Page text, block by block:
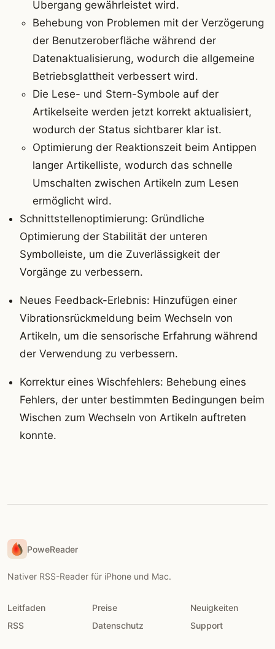
Übergang gewährleistet wird.
Behebung von Problemen mit der Verzögerung
der Benutzeroberfläche während der
Datenaktualisierung, wodurch die allgemeine
Betriebsglattheit verbessert wird.
Die Lese- und Stern-Symbole auf der
Artikelseite werden jetzt korrekt aktualisiert,
wodurch der Status sichtbarer klar ist.
Optimierung der Reaktionszeit beim Antippen
langer Artikelliste, wodurch das schnelle
Umschalten zwischen Artikeln zum Lesen
ermöglicht wird.
Schnittstellenoptimierung: Gründliche
Optimierung der Stabilität der unteren
Symbolleiste, um die Zuverlässigkeit der
Vorgänge zu verbessern.
Neues Feedback-Erlebnis: Hinzufügen einer
Vibrationsrückmeldung beim Wechseln von
Artikeln, um die sensorische Erfahrung während
der Verwendung zu verbessern.
Korrektur eines Wischfehlers: Behebung eines
Fehlers, der unter bestimmten Bedingungen beim
Wischen zum Wechseln von Artikeln auftreten
konnte.
PoweReader
Nativer RSS-Reader für iPhone und Mac.
Leitfaden Preise
Neuigkeiten
RSS
Datenschutz Support